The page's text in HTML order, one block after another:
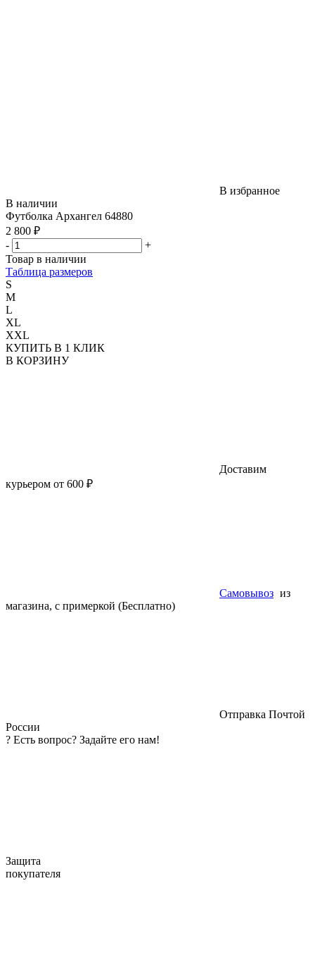
В избранное
В наличии
Футболка Архангел 64880
2 800 ₽
-
+
Товар в наличии
Таблица размеров
S
M
L
XL
XXL
КУПИТЬ В 1 КЛИК
В КОРЗИНУ
Доставим
курьером от 600 ₽
Самовывоз из
магазина, с примеркой (Бесплатно)
Отправка Почтой
России
? Есть вопрос? Задайте его нам!
Защита
покупателя